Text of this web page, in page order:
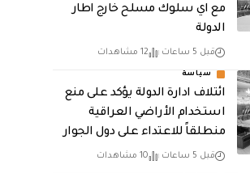
مع اي سلوك مسلح خارج اطار
الدولة
قبل 5 ساعات 12 مشاهدات
سياسة
ائتلاف ادارة الدولة يؤكد على منع
استخدام الأراضي العراقية
منطلقاً للاعتداء على دول الجوار
قبل 5 ساعات 10 مشاهدات